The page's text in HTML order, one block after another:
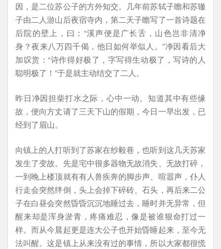
因，是二位苏公子的方外知交。几年前苏轼子瞻和苏辙
子由二人游山后夜宿寺内，第二天子瞻写了一首诗题在
后院的壁上，曰：“溪声便是广长舌，山色岂非清净
身？夜来八万四千偈，他日如何举似人。”净因看后大
加叹赏：“诗作得好极了，字写得生动极了，写诗的人
聪明极了！”于是就主动结交了二人。
昨日净因担柴打水之际，心中一动。知道其中有些缘
故，便向方丈请了三天下山的假期，今日一早出发，已
经到了眉山。
向镇上的人打听到了苏家在纱毅巷，也听到这几天苏家
发生了变故。先是宅中很多器物无故消失、无故打碎，
一到晚上楼顶就有有人兽疾奔的脚步声、喧嚣声，仆人
行走会突然绊倒，头上会掉下碎砖、石头，再后来二公
子在白昼会突然昏昏沉沉地睡过去，睡时并无异常，但
醒来却是浑身淤青，疼痛难忍，像是被谁狠命打过一
样。而从今晨起更是连大公子也开始昏睡起来，至今无
法叫醒。这是镇上从来没有过的事情，所以大家都很慌